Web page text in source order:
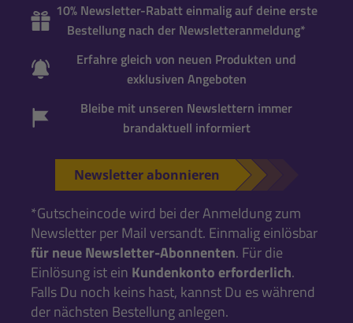
10% Newsletter-Rabatt einmalig auf deine erste
Bestellung nach der Newsletteranmeldung*
Erfahre gleich von neuen Produkten und
exklusiven Angeboten
Bleibe mit unseren Newslettern immer
brandaktuell informiert
Newsletter abonnieren
*Gutscheincode wird bei der Anmeldung zum
Newsletter per Mail versandt. Einmalig einlösbar
für neue Newsletter-Abonnenten. Für die
Einlösung ist ein Kundenkonto erforderlich.
Falls Du noch keins hast, kannst Du es während
der nächsten Bestellung anlegen.